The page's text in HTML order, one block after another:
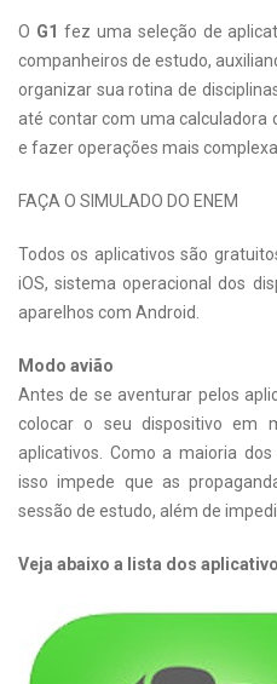
O G1 fez uma seleção de
companheiros de estudo,
organizar sua rotina de
até contar com uma calculadora
e fazer operações mais
FAÇA O SIMULADO DO ENEM
Todos os aplicativos são
iOS, sistema operacional dos
aparelhos com Android.
Modo avião
Antes de se aventurar pelos
colocar o seu dispositivo em
aplicativos. Como a maioria
isso impede que as
sessão de estudo, além de
Veja abaixo a lista dos